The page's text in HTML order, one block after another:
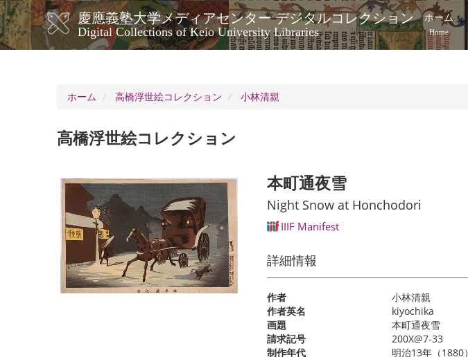
メ
イ
ン
コ
慶應義塾大学メディアセンター デジタルコレクション
Digital Collections of Keio University Libraries
メ
イ
ビ
ー
シ
ン
ホーム
Home
ホーム
高橋浮世絵コレクション 小林清親
高橋浮世絵コレクション
本町通夜雪
Night Snow at Honchodori
IIIF Manifest
詳細情報
作者
小林清親
作者英名
kiyochika
画題
本町通夜雪
請求記号
200X@7-33
制作年代
明治13年（1880）